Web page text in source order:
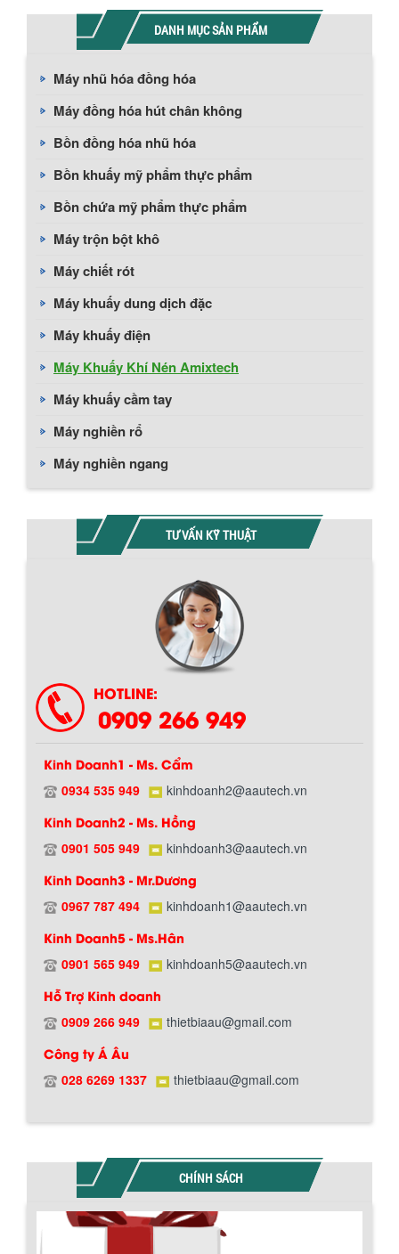
DANH MỤC SẢN PHẨM
Máy nhũ hóa đồng hóa
Máy đồng hóa hút chân không
Bồn đồng hóa nhũ hóa
Bồn khuấy mỹ phẩm thực phẩm
Bồn chứa mỹ phẩm thực phẩm
Máy trộn bột khô
Máy chiết rót
Máy khuấy dung dịch đặc
Máy khuấy điện
Máy Khuấy Khí Nén Amixtech
Máy khuấy cầm tay
Máy nghiền rổ
Máy nghiền ngang
TƯ VẤN KỸ THUẬT
HOTLINE:
0909 266 949
Kinh Doanh1 - Ms. Cẩm
0934 535 949 kinhdoanh2@aautech.vn
Kinh Doanh2 - Ms. Hồng
0901 505 949 kinhdoanh3@aautech.vn
Kinh Doanh3 - Mr.Dương
0967 787 494 kinhdoanh1@aautech.vn
Kinh Doanh5 - Ms.Hân
0901 565 949 kinhdoanh5@aautech.vn
Hỗ Trợ Kinh doanh
0909 266 949 thietbiaau@gmail.com
Công ty Á Âu
028 6269 1337 thietbiaau@gmail.com
CHÍNH SÁCH
Chính sách giao hàng
Hướng dẫn thanh toán mua hàng
Chính sách bảo hành